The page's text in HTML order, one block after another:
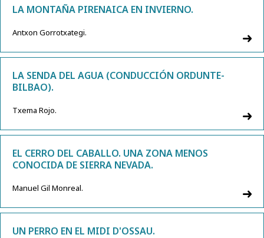
LA MONTAÑA PIRENAICA EN INVIERNO.
Antxon Gorrotxategi.
LA SENDA DEL AGUA (CONDUCCIÓN ORDUNTE-
BILBAO).
Txema Rojo.
EL CERRO DEL CABALLO. UNA ZONA MENOS
CONOCIDA DE SIERRA NEVADA.
Manuel Gil Monreal.
UN PERRO EN EL MIDI D'OSSAU.